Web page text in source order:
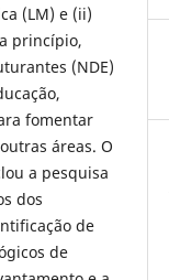
(LM) e (ii)
princípio,
(NDE)
fomentar
áreas. O
a pesquisa
dos
de
de